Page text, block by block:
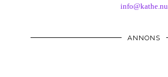
info@kathe.nu
ANNONS